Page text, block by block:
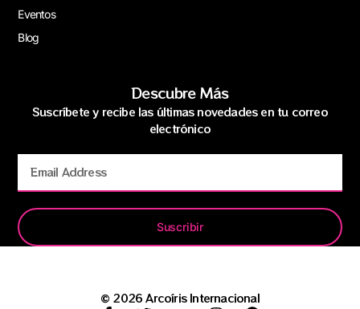
Eventos
Blog
Descubre Más
Suscríbete y recibe las últimas novedades en tu correo
electrónico
Suscribir
© 2026 Arcoíris Internacional